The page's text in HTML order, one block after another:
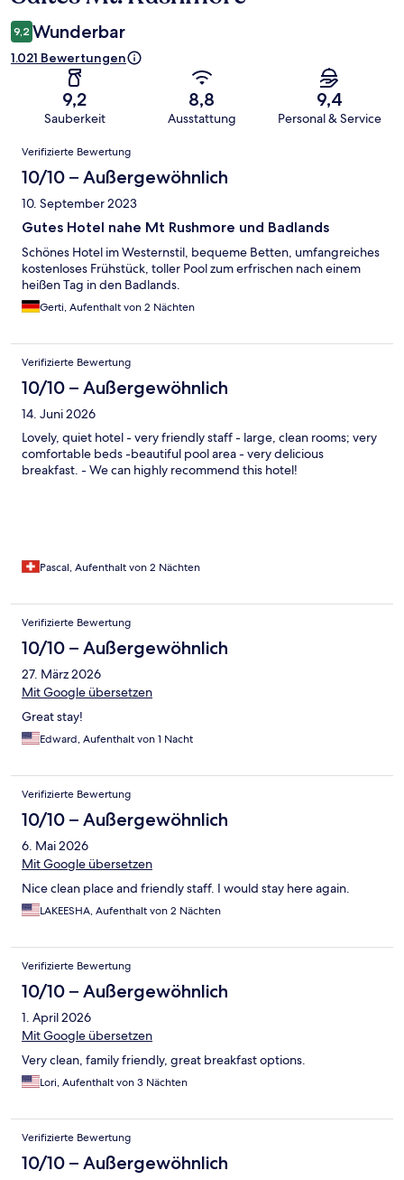
9,2 Wunderbar
1.021 Bewertungen
9,2
Sauberkeit
8,8
Ausstattung
9,4
Personal & Service
Bewertungen
Verifizierte Bewertung
10/10 – Außergewöhnlich
10. September 2023
Gutes Hotel nahe Mt Rushmore und Badlands
Schönes Hotel im Westernstil, bequeme Betten, umfangreiches
kostenloses Frühstück, toller Pool zum erfrischen nach einem
heißen Tag in den Badlands.
Gerti, Aufenthalt von 2 Nächten
Verifizierte Bewertung
10/10 – Außergewöhnlich
14. Juni 2026
Lovely, quiet hotel - very friendly staff - large, clean rooms; very
comfortable beds -beautiful pool area - very delicious
breakfast. - We can highly recommend this hotel!
Pascal, Aufenthalt von 2 Nächten
Verifizierte Bewertung
10/10 – Außergewöhnlich
27. März 2026
Mit Google übersetzen
Great stay!
Edward, Aufenthalt von 1 Nacht
Verifizierte Bewertung
10/10 – Außergewöhnlich
6. Mai 2026
Mit Google übersetzen
Nice clean place and friendly staff. I would stay here again.
LAKEESHA, Aufenthalt von 2 Nächten
Verifizierte Bewertung
10/10 – Außergewöhnlich
1. April 2026
Mit Google übersetzen
Very clean, family friendly, great breakfast options.
Lori, Aufenthalt von 3 Nächten
Verifizierte Bewertung
10/10 – Außergewöhnlich